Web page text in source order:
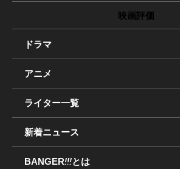
映画評価
ドラマ
アニメ
ライター一覧
新着ニュース
BANGER!!!とは